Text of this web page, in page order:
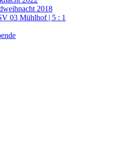
2018
03 Mühlhof | 5 : 1